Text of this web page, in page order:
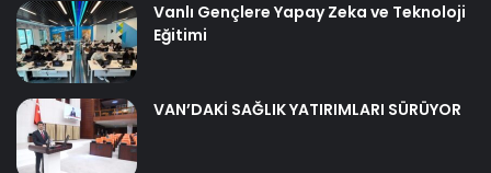
Vanlı Gençlere Yapay Zeka ve Teknoloji
Eğitimi
VAN’DAKİ SAĞLIK YATIRIMLARI SÜRÜYOR